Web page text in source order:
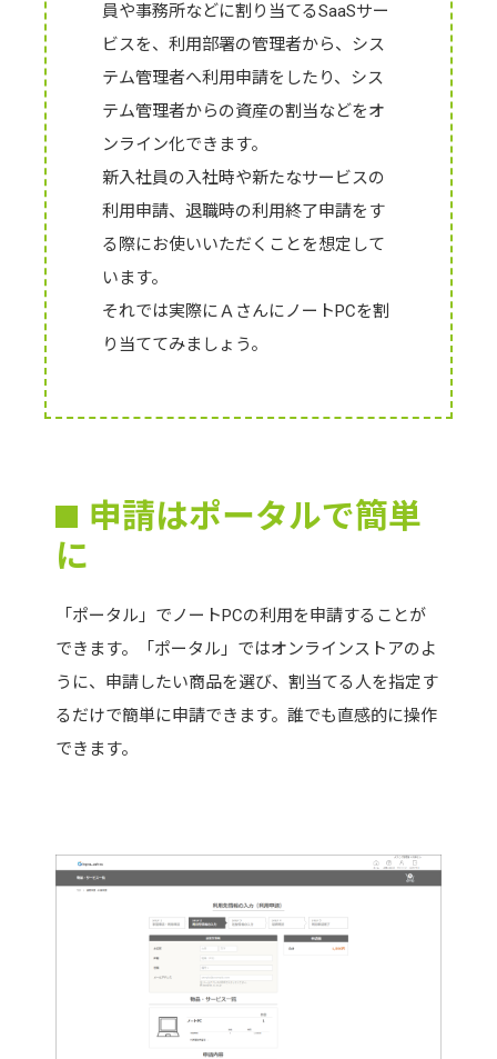
員や事務所などに割り当てるSaaSサー
ビスを、利用部署の管理者から、シス
テム管理者へ利用申請をしたり、シス
テム管理者からの資産の割当などをオ
ンライン化できます。
新入社員の入社時や新たなサービスの
利用申請、退職時の利用終了申請をす
る際にお使いいただくことを想定して
います。
それでは実際にＡさんにノートPCを割
り当ててみましょう。
申請はポータルで簡単
に
「ポータル」でノートPCの利用を申請することが
できます。「ポータル」ではオンラインストアのよ
うに、申請したい商品を選び、割当てる人を指定す
るだけで簡単に申請できます。誰でも直感的に操作
できます。